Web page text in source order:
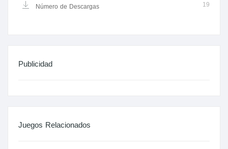
Número de Descargas 19
Publicidad
Juegos Relacionados